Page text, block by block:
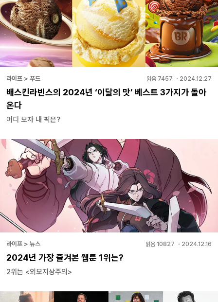
라이프 > 푸드 읽음 7457 ・ 2024.12.27
배스킨라빈스의 2024년 ‘이달의 맛’ 베스트 3가지가 돌아
온다
어디 보자 내 픽은?
라이프 > 뉴스 읽음 10827 ・ 2024.12.16
2024년 가장 즐겨본 웹툰 1위는?
2위는 <외모지상주의>